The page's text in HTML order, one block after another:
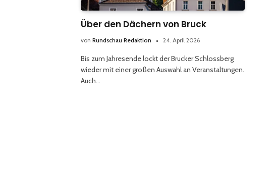
Über den Dächern von Bruck
von Rundschau Redaktion 24. April 2026
Bis zum Jahresende lockt der Brucker Schlossberg
wieder mit einer großen Auswahl an Veranstaltungen.
Auch…